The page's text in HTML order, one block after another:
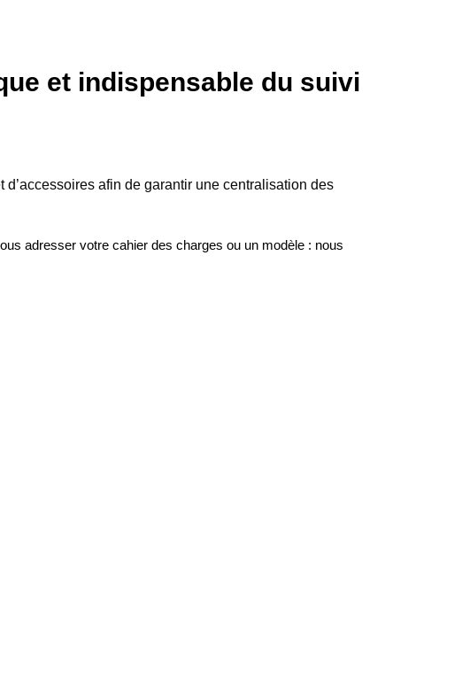
et indispensable du suivi
afin de garantir une centralisation des
adresser votre cahier des charges ou un modèle : nous